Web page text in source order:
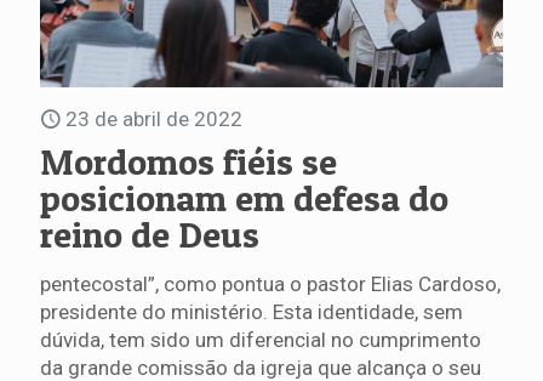
23 de abril de 2022
Mordomos fiéis se
posicionam em defesa do
reino de Deus
pentecostal”, como pontua o pastor Elias Cardoso,
presidente do ministério. Esta identidade, sem
dúvida, tem sido um diferencial no cumprimento
da grande comissão da igreja que alcança o seu